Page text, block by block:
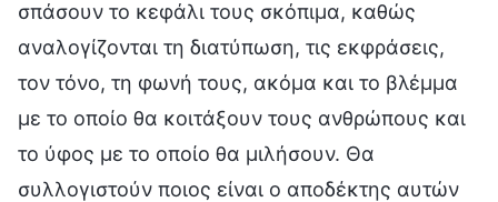
σπάσουν το κεφάλι τους σκόπιμα, καθώς
αναλογίζονται τη διατύπωση, τις εκφράσεις,
τον τόνο, τη φωνή τους, ακόμα και το βλέμμα
με το οποίο θα κοιτάξουν τους ανθρώπους και
το ύφος με το οποίο θα μιλήσουν. Θα
συλλογιστούν ποιος είναι ο αποδέκτης αυτών